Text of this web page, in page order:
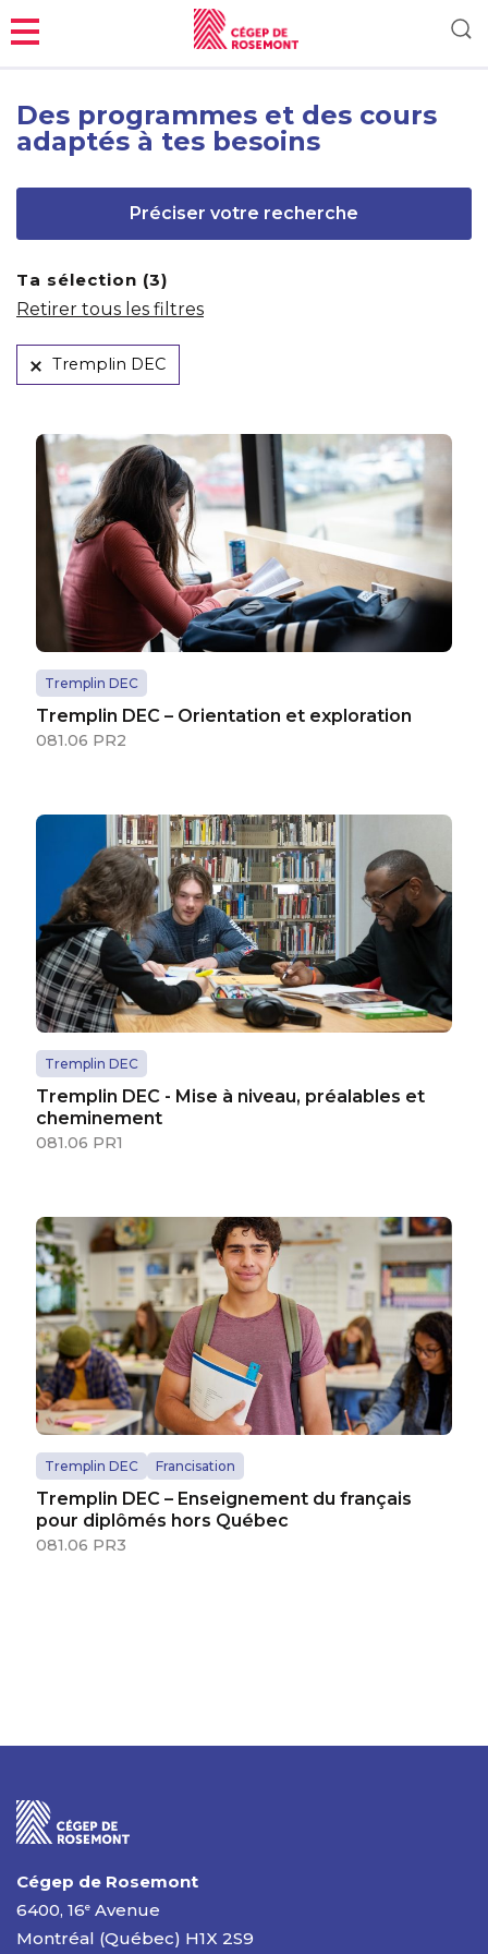
Menu
Des programmes et des cours
adaptés à tes besoins
Préciser votre recherche
Ta sélection (3)
Retirer tous les filtres
Tremplin DEC
Tremplin DEC
Tremplin DEC – Orientation et exploration
081.06 PR2
Tremplin DEC
Tremplin DEC - Mise à niveau, préalables et
cheminement
081.06 PR1
Tremplin DEC Francisation
Tremplin DEC – Enseignement du français
pour diplômés hors Québec
081.06 PR3
Cégep de Rosemont
6400, 16e Avenue
Montréal (Québec) H1X 2S9